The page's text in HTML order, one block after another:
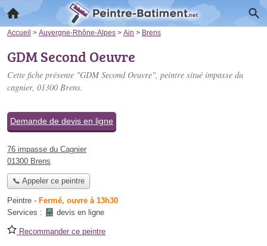
Accueil > Auvergne-Rhône-Alpes > Ain > Brens
GDM Second Oeuvre
Cette fiche présente "GDM Second Oeuvre", peintre situé impasse du
cagnier, 01300 Brens.
Demande de devis en ligne
76 impasse du Cagnier
01300 Brens
📞 Appeler ce peintre
Peintre - Fermé, ouvre à 13h30
Services :
devis en ligne
Recommander ce peintre